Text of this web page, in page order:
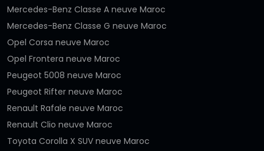
Mercedes-Benz Classe A neuve Maroc
Mercedes-Benz Classe G neuve Maroc
Opel Corsa neuve Maroc
Opel Frontera neuve Maroc
Peugeot 5008 neuve Maroc
Peugeot Rifter neuve Maroc
Renault Rafale neuve Maroc
Renault Clio neuve Maroc
Toyota Corolla X SUV neuve Maroc